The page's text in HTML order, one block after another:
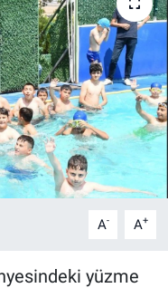
A- A+
yüzme